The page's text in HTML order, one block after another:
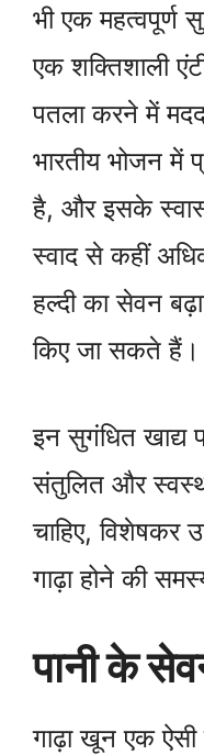
भी एक महत्वपूर्ण
एक शक्तिशाली
पतला करने में
भारतीय भोजन में
है, और इसके
स्वाद से कहीं
हल्दी का सेवन
किए जा सकते हैं।
इन सुगंधित खाद्य
संतुलित और स्वस्थ
चाहिए, विशेषकर
गाढ़ा होने की
पानी के
गाढ़ा खून एक ऐसी